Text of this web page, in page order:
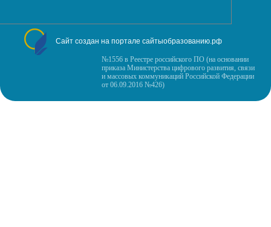
Сайт создан на портале сайтыобразованию.рф
№1556 в Реестре российского ПО (на основании
приказа Министерства цифрового развития, связи
и массовых коммуникаций Российской Федерации
от 06.09.2016 №426)